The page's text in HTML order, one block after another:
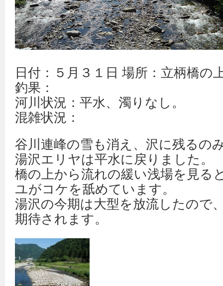
日付：５月３１日 場所：立柄橋の
釣果：
河川状況：平水、濁りなし。
混雑状況：
谷川連峰の雪も消え、沢に残るの
湯沢エリヤは平水に戻りました。
橋の上から流れの緩い浅場を見る
ユがコケを舐めています。
湯沢の今期は大型を放流したので
期待されます。